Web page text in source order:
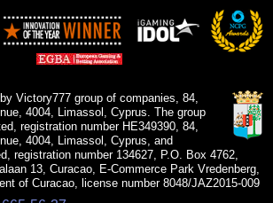
Victory777 group of companies, 84,
4004, Limassol, Cyprus. The group
registration number HE349390, 84,
4004, Limassol, Cyprus, and
registration number 134627, P.O. Box 4762,
13, Curacao, E-Commerce Park Vredenberg,
of Curacao, license number 8048/JAZ2015-009